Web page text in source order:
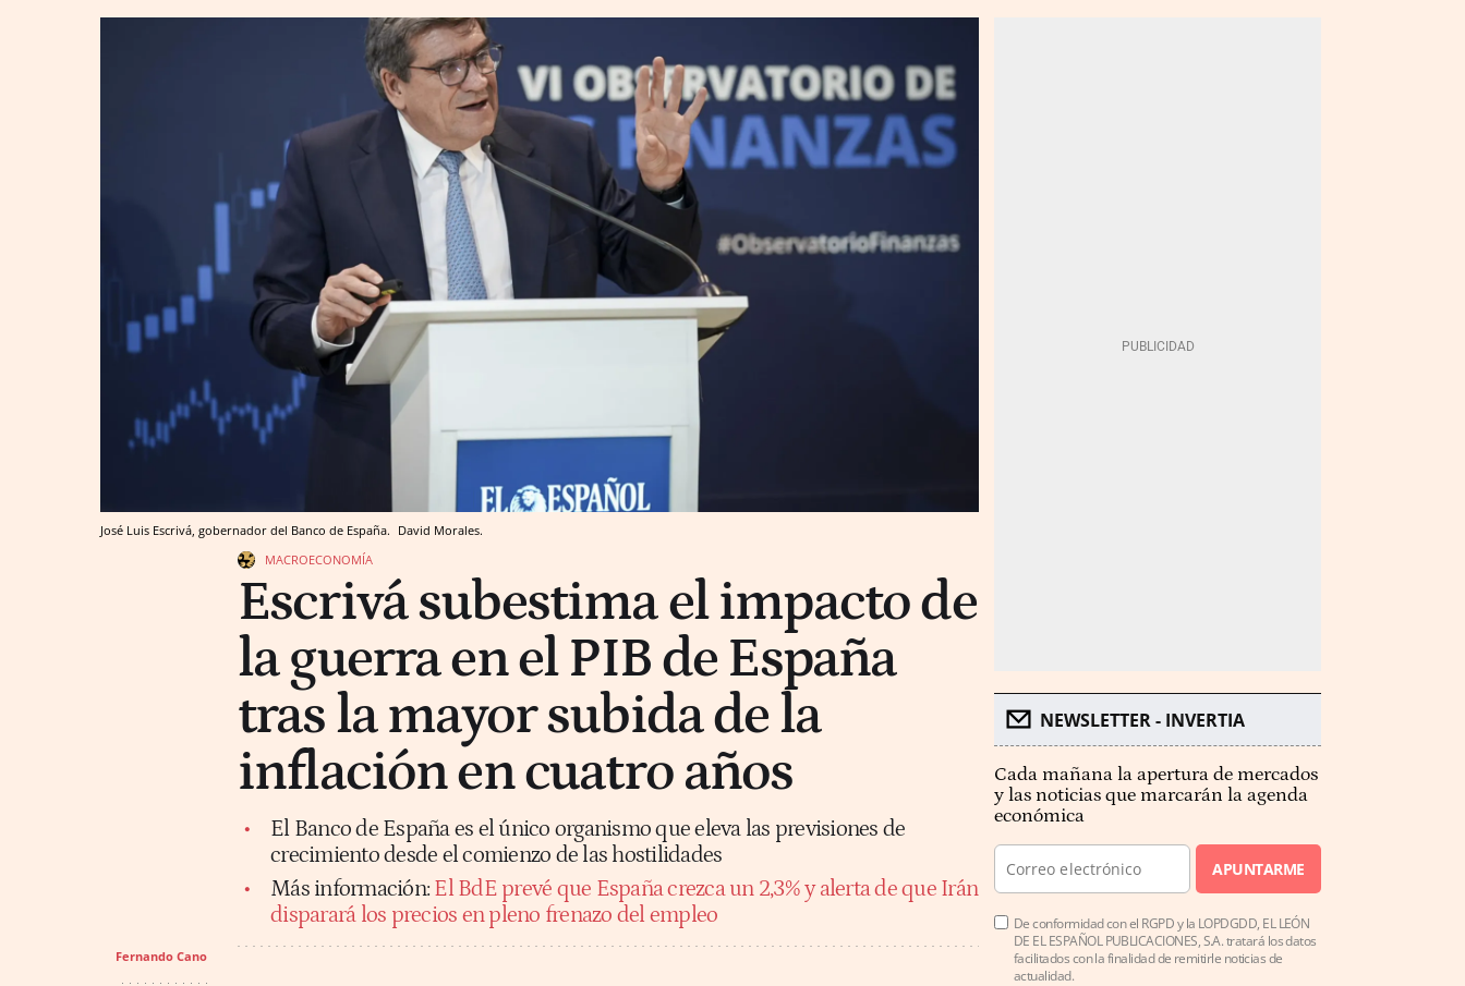
José Luis Escrivá, gobernador del Banco de España. David Morales.
MACROECONOMÍA
Escrivá subestima el impacto de
la guerra en el PIB de España
tras la mayor subida de la
inflación en cuatro años
El Banco de España es el único organismo que eleva las previsiones de
crecimiento desde el comienzo de las hostilidades
Más información: El BdE prevé que España crezca un 2,3% y alerta de que Irán
disparará los precios en pleno frenazo del empleo
Fernando Cano
NEWSLETTER - INVERTIA
Cada mañana la apertura de mercados
y las noticias que marcarán la agenda
económica
APUNTARME
De conformidad con el RGPD y la LOPDGDD, EL LEÓN
DE EL ESPAÑOL PUBLICACIONES, S.A. tratará los datos
facilitados con la finalidad de remitirle noticias de
actualidad.